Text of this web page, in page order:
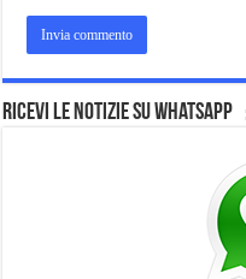
Ricevi le notizie su Whatsapp